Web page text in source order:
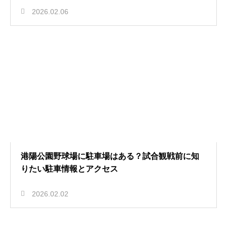
2026.02.06
港陽公園野球場に駐車場はある？試合観戦前に知
りたい駐車情報とアクセス
2026.02.02